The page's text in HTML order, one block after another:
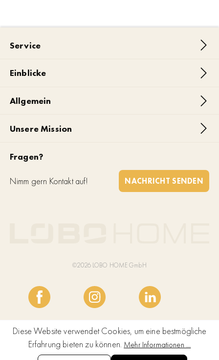
Service
Einblicke
Allgemein
Unsere Mission
Fragen?
Nimm gern Kontakt auf! NACHRICHT SENDEN
©2026 LOBO HOME GmbH
Diese Website verwendet Cookies, um eine bestmögliche
Erfahrung bieten zu können. Mehr Informationen ...